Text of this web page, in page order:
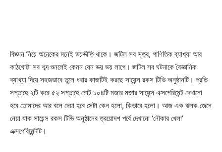
বিজ্ঞান নিয়ে অনেকের মনেই ভয়ভীতি থাকে। জটিল সব সূত্র, গাণিতিক ব্যাখ্যা আর
কাঠখোট্টা সব শব্দ শুনলেই কেমন যেন ভয় ভয় লাগে। জটিল সব ঘটনাকে বৈজ্ঞানিক
ব্যাখ্যা দিয়ে সহজভাবে তুলে ধরার কাজটিই করছে সায়েন্স রকস টিভি অনুষ্ঠানটি। প্রতি
সপ্তাহে ২টি করে ৫২ সপ্তাহে মোট ১০৪টি মজার মজার সায়েন্স এক্সপেরিমেন্ট দেখানো
হবে তোমাদের আর বলে দেয়া হবে সেটা কেন হলো, কিভাবে হলো। আজ এক ঝলক জেনে
নেয়া যাক সায়েন্স রকস টিভি অনুষ্ঠানের ত্রয়োদশ পর্বে দেখানো ‘নৌকার খেলা’
এক্সপেরিমেন্টটি।